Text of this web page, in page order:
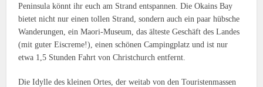
Peninsula könnt ihr euch am Strand entspannen. Die Okains Bay
bietet nicht nur einen tollen Strand, sondern auch ein paar hübsche
Wanderungen, ein Maori-Museum, das älteste Geschäft des Landes
(mit guter Eiscreme!), einen schönen Campingplatz und ist nur
etwa 1,5 Stunden Fahrt von Christchurch entfernt.
Die Idylle des kleinen Ortes, der weitab von den Touristenmassen